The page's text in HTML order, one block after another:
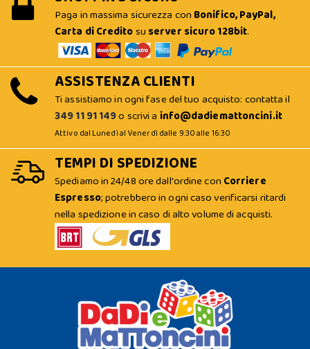
Paga in massima sicurezza con Bonifico, PayPal,
Carta di Creditosu server sicuro 128bit.
ASSISTENZA CLIENTI
Ti assistiamo in ogni fase del tuo acquisto: contatta il
349 11 91 149o scrivi a info@dadiemattoncini.it
Attivo dal Lunedì al Venerdì dalle 9:30 alle 16:30
TEMPI DI SPEDIZIONE
Spediamo in 24/48 ore dall'ordine con Corriere
Espresso; potrebbero in ogni caso verificarsi ritardi
nella spedizione in caso di alto volume di acquisti.